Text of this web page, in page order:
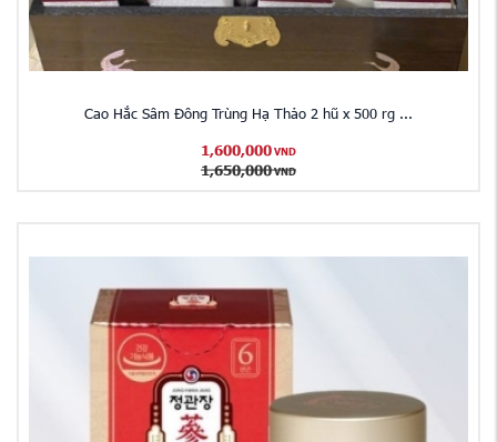
Cao Hắc Sâm Đông Trùng Hạ Thảo 2 hũ x 500 rg ...
1,600,000 VND
1,650,000 VND